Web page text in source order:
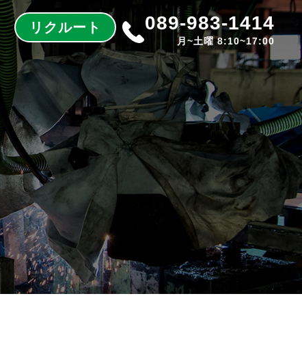
リクルート 089-983-1414
月~土曜 8:10~17:00